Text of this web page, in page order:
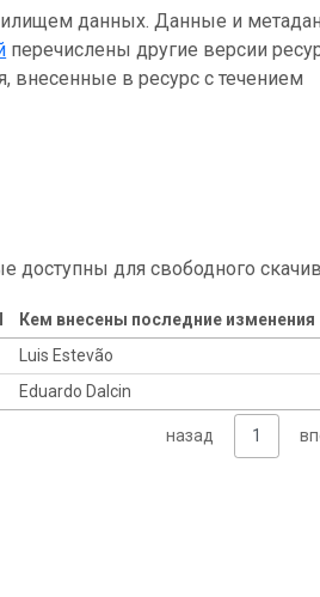
данных. Данные и
перечислены другие версии
внесенные в ресурс с течением
доступны для свободного
Кем внесены последние изменения
Luis Estevão
Eduardo Dalcin
назад 1